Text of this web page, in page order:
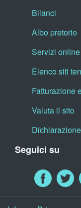
Bilanci
Albo pretorio
Servizi online
Elenco siti
Fatturazione
Valuta il sito
Seguici su